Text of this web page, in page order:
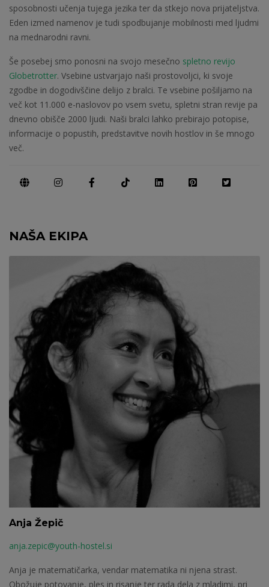
sposobnosti učenja tujega jezika ter da stkejo nova prijateljstva.
Eden izmed namenov je tudi spodbujanje mobilnosti med ljudmi
na mednarodni ravni.
Še posebej smo ponosni na svojo mesečno spletno revijo
Globetrotter. Vsebine ustvarjajo naši prostovoljci, ki svoje
zgodbe in dogodivščine delijo z bralci. Te vsebine pošiljamo na
več kot 11.000 e-naslovov po vsem svetu, spletni stran revije pa
dnevno obišče 2000 ljudi. Naši bralci lahko prebirajo potopise,
informacije o popustih, predstavitve novih hostlov in še mnogo
več.
NAŠA EKIPA
Anja Žepič
anja.zepic@youth-hostel.si
Anja je matematičarka, vendar matematika ni njena strast.
Obožuje potovanje, ples in risanje ter rada dela z mladimi, pri